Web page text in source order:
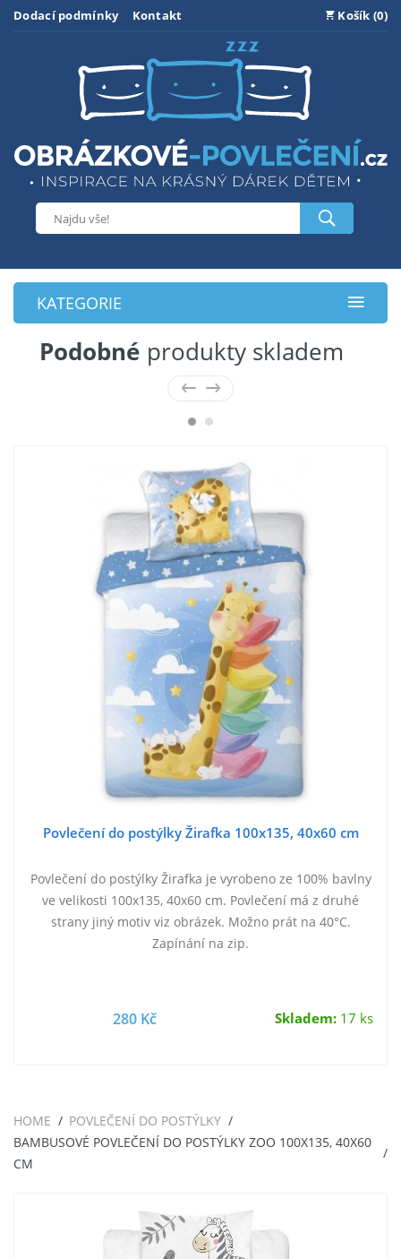
Dodací podmínky Kontakt Košík (0)
KATEGORIE
Podobné produkty skladem
Povlečení do postýlky Žirafka 100x135, 40x60 cm
Povlečení do postýlky Žirafka je vyrobeno ze 100% bavlny
ve velikosti 100x135, 40x60 cm. Povlečení má z druhé
strany jiný motiv viz obrázek. Možno prát na 40°C.
Zapínání na zip.
280 Kč Skladem: 17 ks
HOME
POVLEČENÍ DO POSTÝLKY
BAMBUSOVÉ POVLEČENÍ DO POSTÝLKY ZOO 100X135, 40X60
CM